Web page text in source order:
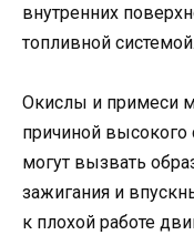
внутренних
топливной системой.
Окислы и примеси
причиной высокого
могут вызвать
зажигания и
к плохой работе